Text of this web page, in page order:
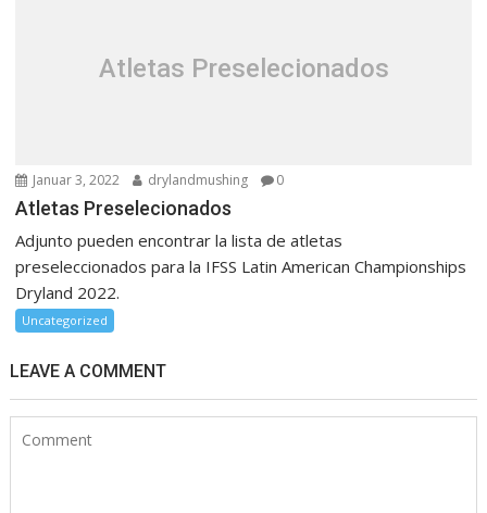
Atletas Preselecionados
Januar 3, 2022 drylandmushing 0
Atletas Preselecionados
Adjunto pueden encontrar la lista de atletas
preseleccionados para la IFSS Latin American Championships
Dryland 2022.
Uncategorized
LEAVE A COMMENT